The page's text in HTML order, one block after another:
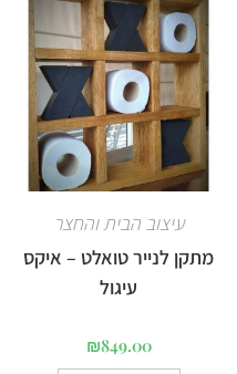
עיצוב הבית והחצר
מתקן לנייר טואלט – איקס
עיגול
₪849.00